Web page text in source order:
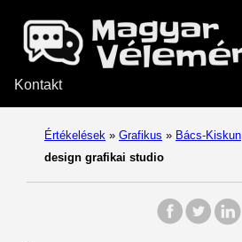
Kontakt
Értékelések » Grafikus » Bács-Kiskun
design grafikai studio